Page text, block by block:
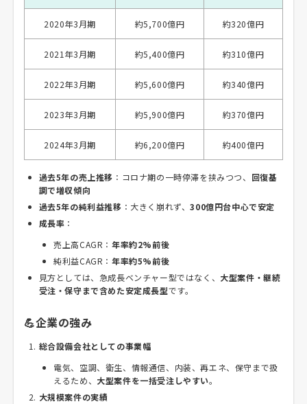
2020年3月期 約5,700億円 約320億円
2021年3月期 約5,400億円 約310億円
2022年3月期 約5,600億円 約340億円
2023年3月期 約5,900億円 約370億円
2024年3月期 約6,200億円 約400億円
過去5年の売上推移 ：コロナ期の一時停滞を挟みつつ、 回復基
調で増収傾向
過去5年の純利益推移 ：大きく崩れず、300億円台中心で安定
成長率 ：
売上高CAGR： 年率約2%前後
純利益CAGR： 年率約5%前後
見方としては、急成長ベンチャー型ではなく、 大型案件・継続
受注・保守まで含めた安定成長型です。
💪企業の強み
総合設備会社としての事業幅
電気、空調、衛生、情報通信、内装、再エネ、保守まで扱
えるため、 大型案件を一括受注しやすい。
大規模案件の実績